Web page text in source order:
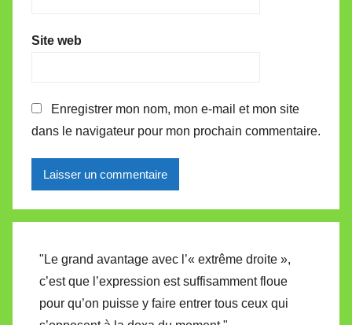
Site web
Enregistrer mon nom, mon e-mail et mon site
dans le navigateur pour mon prochain commentaire.
"Le grand avantage avec l’« extrême droite »,
c’est que l’expression est suffisamment floue
pour qu’on puisse y faire entrer tous ceux qui